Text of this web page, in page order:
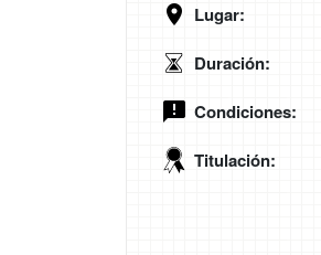
Lugar:
Duración:
Condiciones:
Titulación: